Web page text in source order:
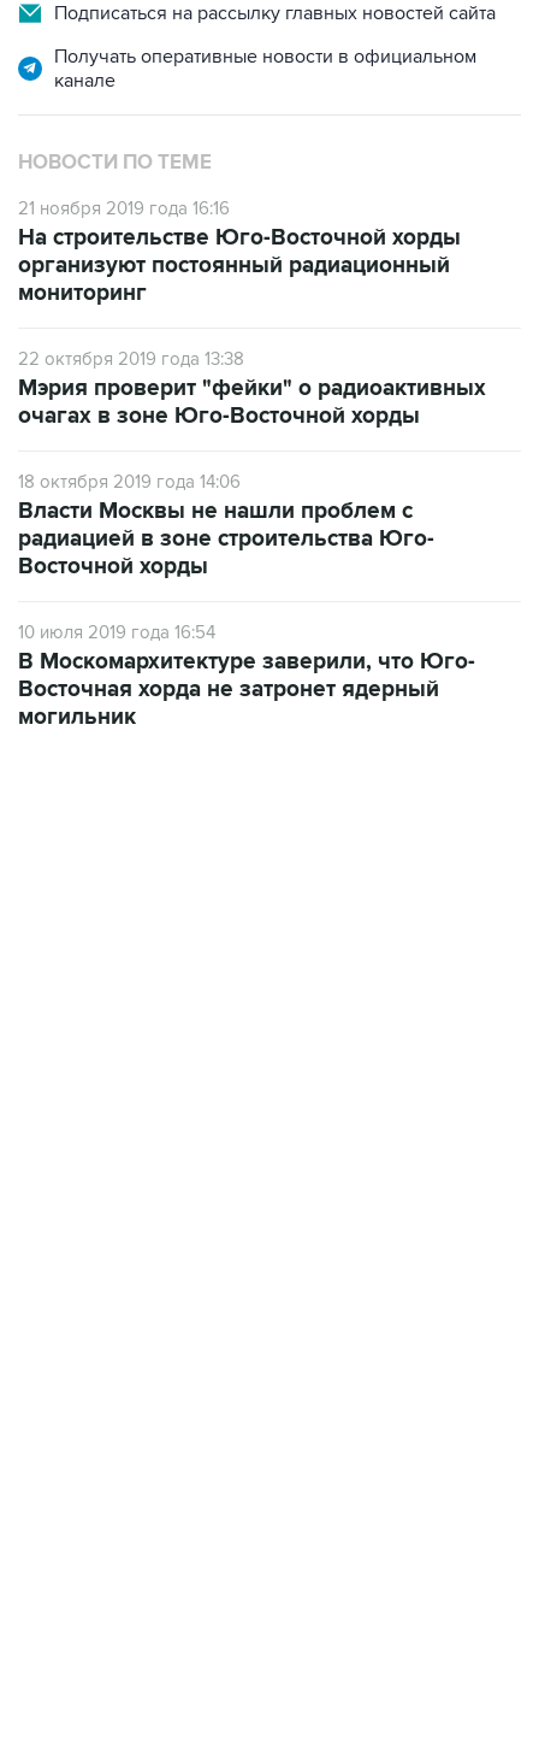
Подписаться на рассылку главных новостей сайта
Получать оперативные новости в официальном
канале
НОВОСТИ ПО ТЕМЕ
21 ноября 2019 года 16:16
На строительстве Юго-Восточной хорды
организуют постоянный радиационный
мониторинг
22 октября 2019 года 13:38
Мэрия проверит "фейки" о радиоактивных
очагах в зоне Юго-Восточной хорды
18 октября 2019 года 14:06
Власти Москвы не нашли проблем с
радиацией в зоне строительства Юго-
Восточной хорды
10 июля 2019 года 16:54
В Москомархитектуре заверили, что Юго-
Восточная хорда не затронет ядерный
могильник